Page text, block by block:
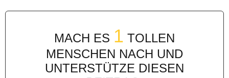
MACH ES 1 TOLLEN
MENSCHEN NACH UND
UNTERSTÜTZE DIESEN